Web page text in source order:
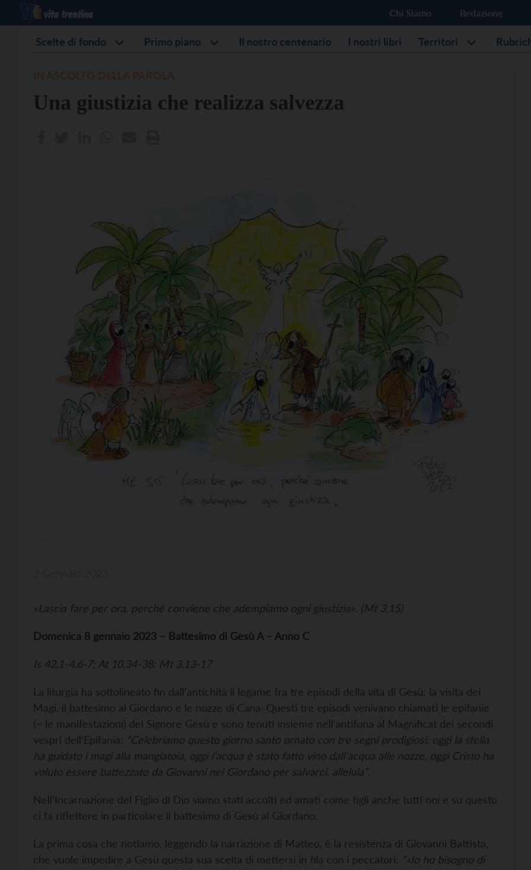
Chi Siamo Redazione
Scelte di fondo Primo piano Il nostro centenario I nostri libri Territori
Una giustizia che realizza salvezza
«Lascia fare per ora, perché conviene che adempiamo ogni giustizia». (Mt 3,15)
Domenica 8 gennaio 2023 – Battesimo di Gesù A – Anno C
Is 42,1-4.6-7; At 10,34-38; Mt 3,13-17
La liturgia ha sottolineato fin dall’antichità il legame fra tre episodi della vita di Gesù: la visita dei
Magi, il battesimo al Giordano e le nozze di Cana. Questi tre episodi venivano chiamati le epifanie
(= le manifestazioni) del Signore Gesù e sono tenuti insieme nell’antifona al Magnificat dei secondi
vespri dell’Epifania: “Celebriamo questo giorno santo ornato con tre segni prodigiosi: oggi la stella
ha guidato i magi alla mangiatoia, oggi l’acqua è stato fatto vino dall’acqua alle nozze, oggi Cristo ha
voluto essere battezzato da Giovanni nel Giordano per salvarci, alleluia”.
Nell’Incarnazione del Figlio di Dio siamo stati accolti ed amati come figli anche tutti noi e su questo
ci fa riflettere in particolare il battesimo di Gesù al Giordano.
La prima cosa che notiamo, leggendo la narrazione di Matteo, è la resistenza di Giovanni Battista,
che vuole impedire a Gesù questa sua scelta di mettersi in fila con i peccatori: “«Io ho bisogno di